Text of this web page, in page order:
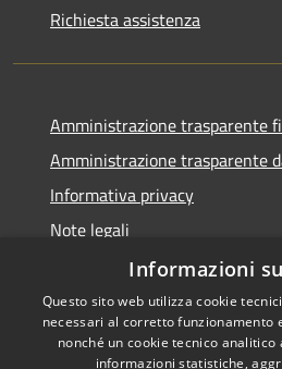
Richiesta assistenza
Amministrazione trasparente
Amministrazione trasparente
Informativa privacy
Note legali
Dichiarazione di accessibilità
Informazioni
Questo sito web utilizza cookie
necessari al corretto funzionamento
nonché un cookie tecnico
informazioni statistiche,